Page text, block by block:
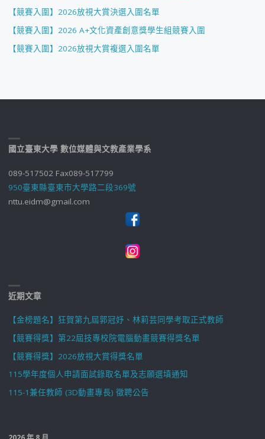
【競賽入圍】2026放視大賞決選入圍名單
【競賽入圍】2026 A+文化資產創意獎學生組競賽入圍
【競賽入圍】2026放視大賞複選入圍名單
國立臺東大學 數位媒體與文教產業學系
089-517502 Fax089-517799
950臺東縣臺東市大學路二段369號
nttu.eidm@gmail.com
近期文章
【金榜題名】狂賀第九屆郭冠妤、林莉芸同學考取正式教師
【競賽得獎】第22屆技專校院電腦動畫競賽得獎名單
【競賽得獎】2026放視大賞得獎名單
115學年度個人申請面試錄取名單及志願選填通知
115-1兼任教師 (3D動畫專長) 徵聘公告